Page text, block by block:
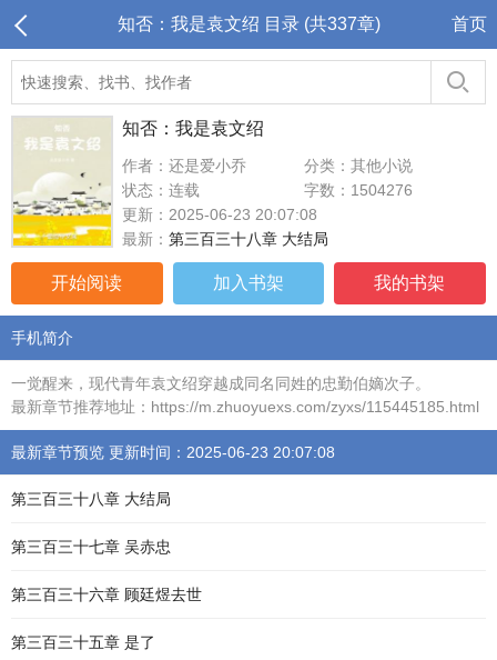
知否：我是袁文绍 目录 (共337章) 首页
知否：我是袁文绍
作者：还是爱小乔
分类：其他小说
状态：连载
字数：1504276
更新：2025-06-23 20:07:08
最新： 第三百三十八章 大结局
开始阅读 加入书架 我的书架
手机简介
一觉醒来，现代青年袁文绍穿越成同名同姓的忠勤伯嫡次子。
最新章节推荐地址：https://m.zhuoyuexs.com/zyxs/115445185.html
最新章节预览 更新时间：2025-06-23 20:07:08
第三百三十八章 大结局
第三百三十七章 吴赤忠
第三百三十六章 顾廷煜去世
第三百三十五章 是了